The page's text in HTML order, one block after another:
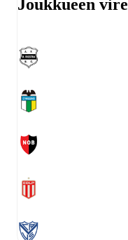
Joukkueen vire